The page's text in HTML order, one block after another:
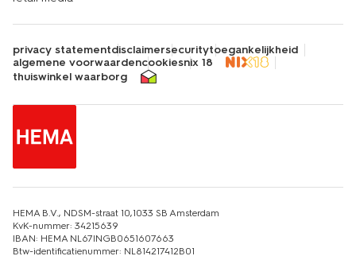
privacy statementdisclaimersecuritytoegankelijkheid
algemene voorwaardencookiesnix 18
thuiswinkel waarborg
HEMA B.V., NDSM-straat 10,1033 SB Amsterdam
KvK-nummer: 34215639
IBAN: HEMA NL67INGB0651607663
Btw-identificatienummer: NL814217412B01